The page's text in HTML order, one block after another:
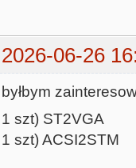
2026-06-26
byłbym
1 szt) ST2VGA
1 szt) ACSI2STM